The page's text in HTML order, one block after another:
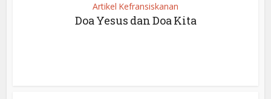
Artikel Kefransiskanan
Doa Yesus dan Doa Kita